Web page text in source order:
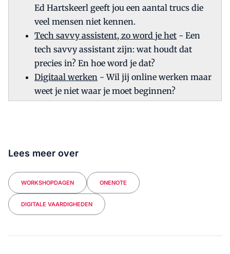
Ed Hartskeerl geeft jou een aantal trucs die
veel mensen niet kennen.
Tech savvy assistent, zo word je het - Een
tech savvy assistant zijn: wat houdt dat
precies in? En hoe word je dat?
Digitaal werken - Wil jij online werken maar
weet je niet waar je moet beginnen?
Lees meer over
WORKSHOPDAGEN ONENOTE
DIGITALE VAARDIGHEDEN